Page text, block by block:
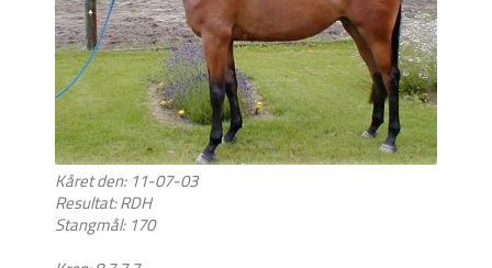
Kåret den: 11-07-03
Resultat: RDH
Stangmål: 170